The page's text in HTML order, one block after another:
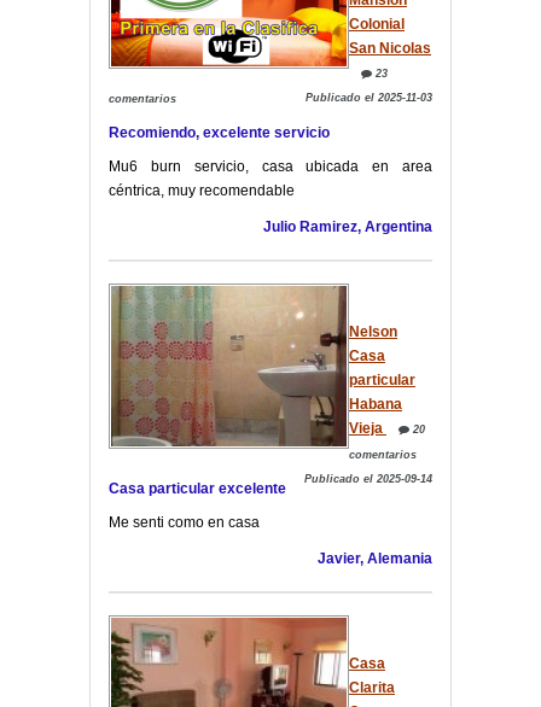
Colonial
San Nicolas
23
comentarios Publicado el 2025-11-03
Recomiendo, excelente servicio
Mu6 burn servicio, casa ubicada en area
céntrica, muy recomendable
Julio Ramirez, Argentina
Nelson
Casa
particular
Habana
Vieja
20
comentarios
Publicado el 2025-09-14
Casa particular excelente
Me senti como en casa
Javier, Alemania
Casa
Clarita